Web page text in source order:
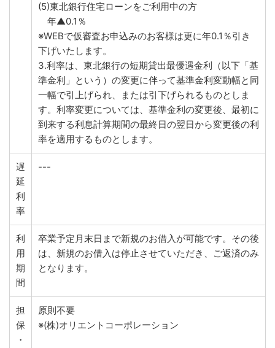
(5)東北銀行住宅ローンをご利用中の方
年▲0.1％
※WEBで仮審査お申込みのお客様は更に年0.1％引き
下げいたします。
3.利率は、東北銀行の短期貸出最優遇金利（以下「基
準金利」という）の変更に伴って基準金利変動幅と同
一幅で引上げられ、または引下げられるものとしま
す。利率変更については、基準金利の変更後、最初に
到来する利息計算期間の最終日の翌日から変更後の利
率を適用するものとします。
遅
延
利
率
---
利
用
期
間
卒業予定月末日まで新規のお借入が可能です。その後
は、新規のお借入は停止させていただき、ご返済のみ
となります。
担
保
・
原則不要
※(株)オリエントコーポレーション